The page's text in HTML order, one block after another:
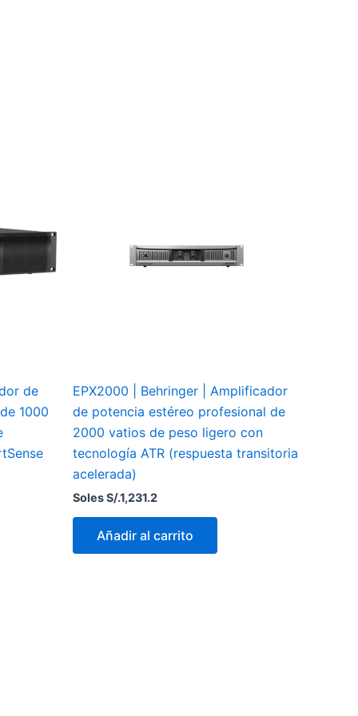
de
1000
EPX2000 | Behringer | Amplificador
de potencia estéreo profesional de
2000 vatios de peso ligero con
tecnología ATR (respuesta transitoria
acelerada)
Soles S/.1,231.2
Añadir al carrito